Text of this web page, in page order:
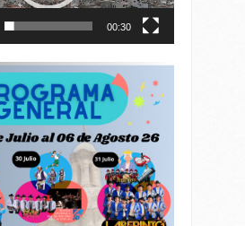
00:30